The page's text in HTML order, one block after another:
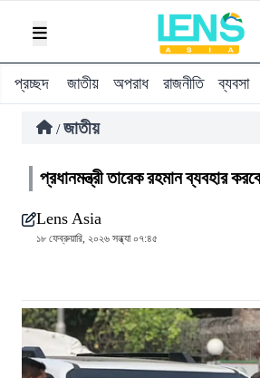
প্রচ্ছদ জাতীয় অপরাধ রাজনীতি ব্যবসা
/ জাতীয়
প্রধানমন্ত্রী তারেক রহমান ব্যবহার
Lens Asia
১৮ ফেব্রুয়ারি, ২০২৬ সন্ধ্যা ০৭:৪৫